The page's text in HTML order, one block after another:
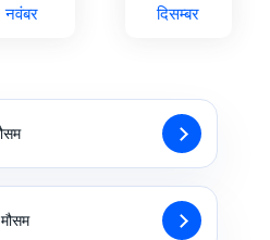
नवंबर दिसम्बर